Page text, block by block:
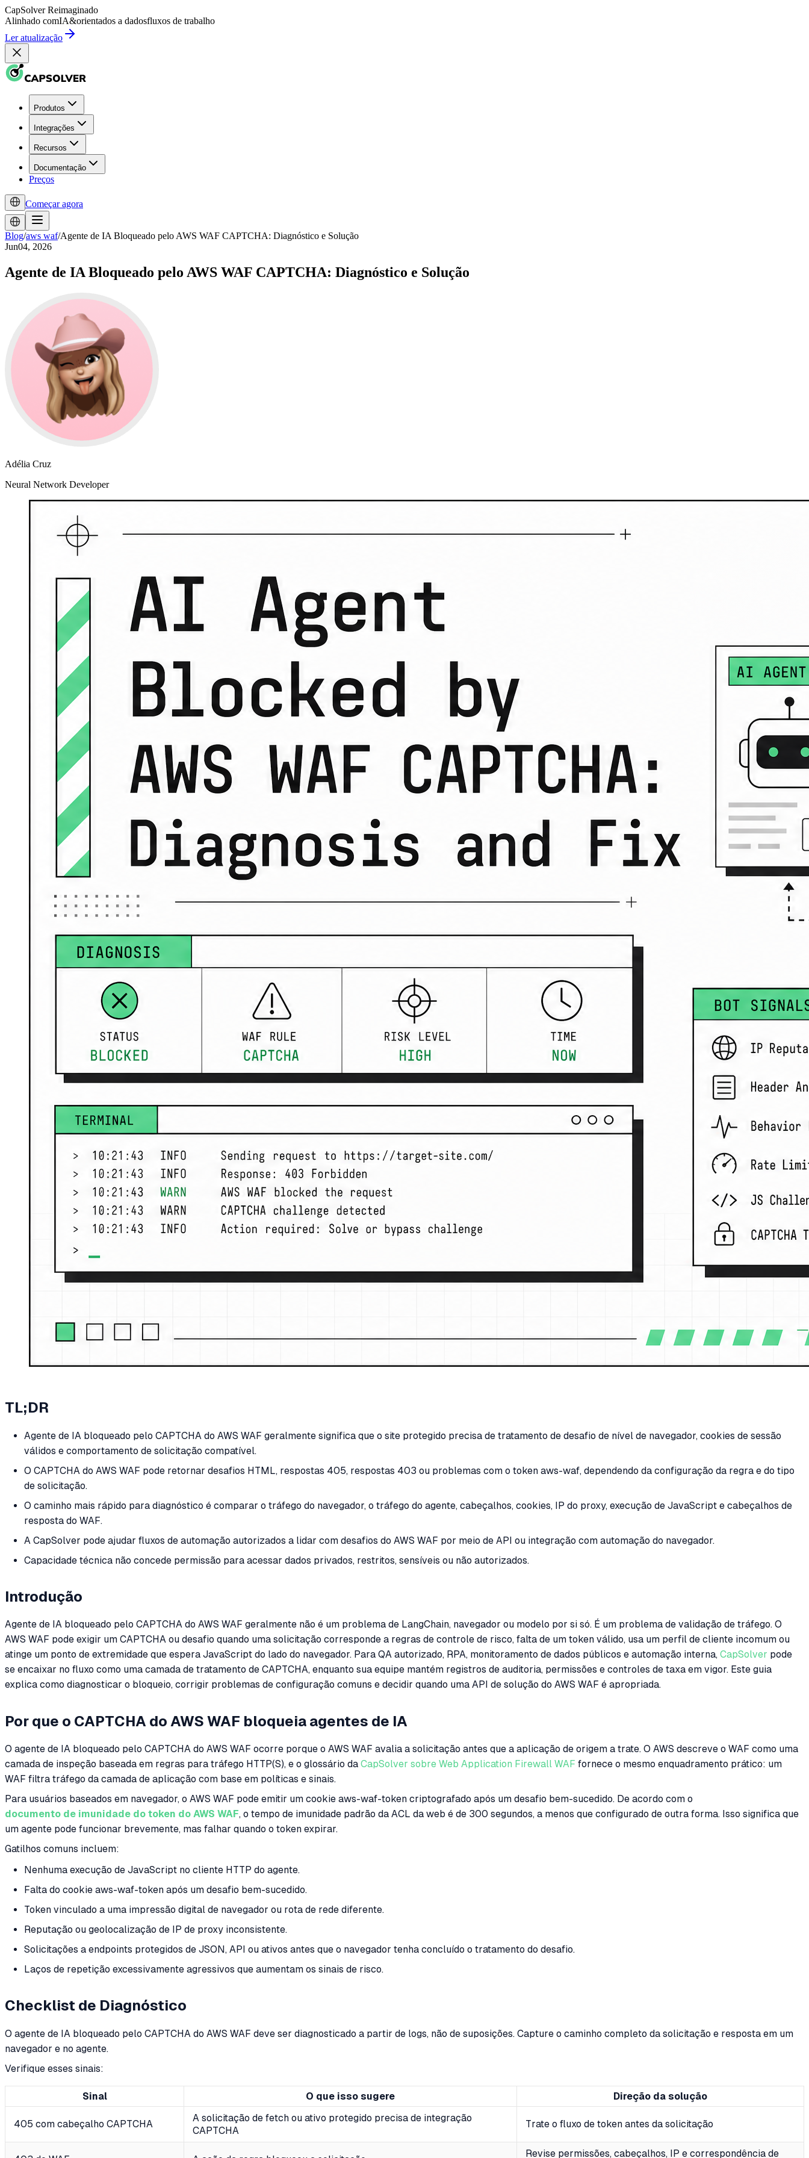
CapSolver Reimaginado
Alinhado comIA&orientados a dadosfluxos de trabalho
Ler atualização
Produtos
Integrações
Recursos
Documentação
Preços
Começar agora
Blog/aws waf/Agente de IA Bloqueado pelo AWS WAF CAPTCHA: Diagnóstico e Solução
Jun04, 2026
Agente de IA Bloqueado pelo AWS WAF CAPTCHA: Diagnóstico e Solução
Adélia Cruz
Neural Network Developer
TL;DR
Agente de IA bloqueado pelo CAPTCHA do AWS WAF geralmente significa que o site protegido precisa de tratamento de desafio de nível de navegador, cookies de sessão
válidos e comportamento de solicitação compatível.
O CAPTCHA do AWS WAF pode retornar desafios HTML, respostas 405, respostas 403 ou problemas com o token aws-waf, dependendo da configuração da regra e do tipo
de solicitação.
O caminho mais rápido para diagnóstico é comparar o tráfego do navegador, o tráfego do agente, cabeçalhos, cookies, IP do proxy, execução de JavaScript e cabeçalhos de
resposta do WAF.
A CapSolver pode ajudar fluxos de automação autorizados a lidar com desafios do AWS WAF por meio de API ou integração com automação do navegador.
Capacidade técnica não concede permissão para acessar dados privados, restritos, sensíveis ou não autorizados.
Introdução
Agente de IA bloqueado pelo CAPTCHA do AWS WAF geralmente não é um problema de LangChain, navegador ou modelo por si só. É um problema de validação de tráfego. O
AWS WAF pode exigir um CAPTCHA ou desafio quando uma solicitação corresponde a regras de controle de risco, falta de um token válido, usa um perfil de cliente incomum ou
atinge um ponto de extremidade que espera JavaScript do lado do navegador. Para QA autorizado, RPA, monitoramento de dados públicos e automação interna, CapSolver pode
se encaixar no fluxo como uma camada de tratamento de CAPTCHA, enquanto sua equipe mantém registros de auditoria, permissões e controles de taxa em vigor. Este guia
explica como diagnosticar o bloqueio, corrigir problemas de configuração comuns e decidir quando uma API de solução do AWS WAF é apropriada.
Por que o CAPTCHA do AWS WAF bloqueia agentes de IA
O agente de IA bloqueado pelo CAPTCHA do AWS WAF ocorre porque o AWS WAF avalia a solicitação antes que a aplicação de origem a trate. O AWS descreve o WAF como uma
camada de inspeção baseada em regras para tráfego HTTP(S), e o glossário da CapSolver sobre Web Application Firewall WAF fornece o mesmo enquadramento prático: um
WAF filtra tráfego da camada de aplicação com base em políticas e sinais.
Para usuários baseados em navegador, o AWS WAF pode emitir um cookie aws-waf-token criptografado após um desafio bem-sucedido. De acordo com o
documento de imunidade do token do AWS WAF, o tempo de imunidade padrão da ACL da web é de 300 segundos, a menos que configurado de outra forma. Isso significa que
um agente pode funcionar brevemente, mas falhar quando o token expirar.
Gatilhos comuns incluem:
Nenhuma execução de JavaScript no cliente HTTP do agente.
Falta do cookie aws-waf-token após um desafio bem-sucedido.
Token vinculado a uma impressão digital de navegador ou rota de rede diferente.
Reputação ou geolocalização de IP de proxy inconsistente.
Solicitações a endpoints protegidos de JSON, API ou ativos antes que o navegador tenha concluído o tratamento do desafio.
Laços de repetição excessivamente agressivos que aumentam os sinais de risco.
Checklist de Diagnóstico
O agente de IA bloqueado pelo CAPTCHA do AWS WAF deve ser diagnosticado a partir de logs, não de suposições. Capture o caminho completo da solicitação e resposta em um
navegador e no agente.
Verifique esses sinais:
Sinal O que isso sugere Direção da solução
405 com cabeçalho CAPTCHA
A solicitação de fetch ou ativo protegido precisa de integração
CAPTCHA
Trate o fluxo de token antes da solicitação
Revise permissões, cabeçalhos, IP e correspondência de